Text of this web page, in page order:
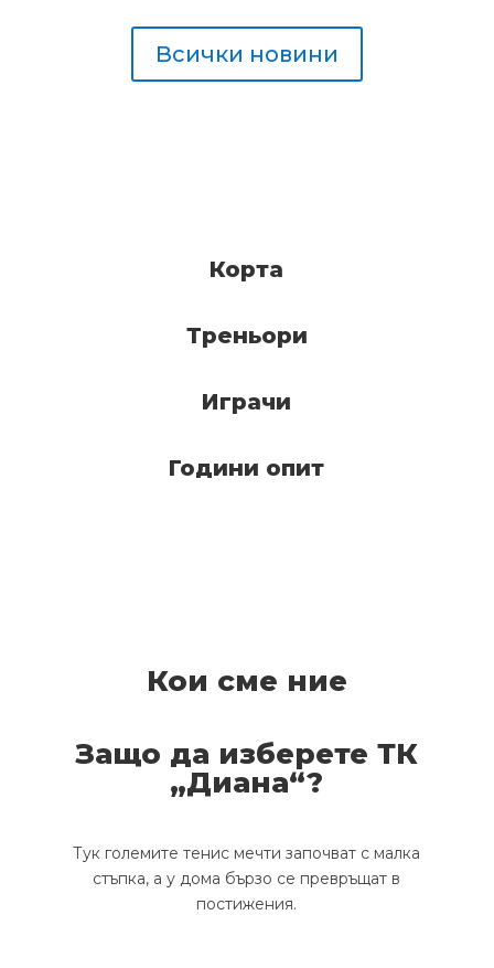
Всички новини
Корта
Треньори
Играчи
Години опит
Кои сме ние
Защо да изберете ТК
„Диана“?
Тук големите тенис мечти започват с малка
стъпка, а у дома бързо се превръщат в
постижения.